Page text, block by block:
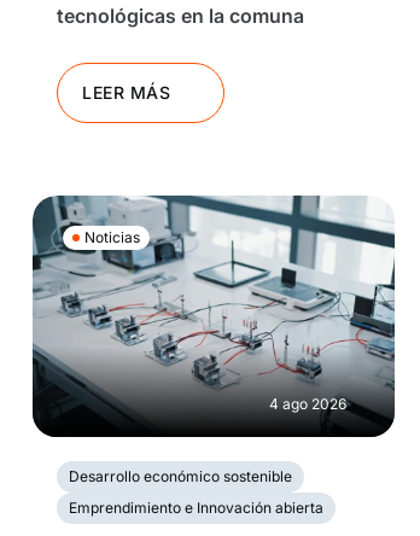
tecnológicas en la comuna
LEER MÁS
Noticias
4 ago 2026
Desarrollo económico sostenible
Emprendimiento e Innovación abierta